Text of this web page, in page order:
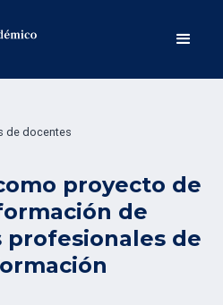
de docentes
proyecto de
de
profesionales de